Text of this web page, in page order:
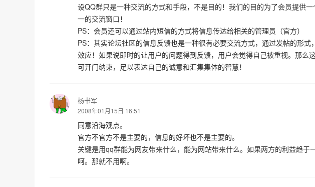
设QQ群只是一种交流的方式和手段，不是目的！我们的目的为了会员提供
一的交流窗口！
PS：会员还可以通过站内短信的方式将信息传达给相关的管理员（官方）
PS：其实论坛社区的信息反馈也是一种很有必要交流方式，通过发帖的形
效应！如果说即时的让用户的问题得到反馈，用户会觉得自己被重视。那么
可开门纳柬，足以表达自己的诚意和汇集集体的智慧！
杨书军
2008年01月15日 16:51
同意沿海观点。
官方不官方不是主要的，信息的好坏也不是主要的。
关键是用qq群能为网友带来什么，能为网站带来什么。如果两方的利益趋
呵。那就不用啊。